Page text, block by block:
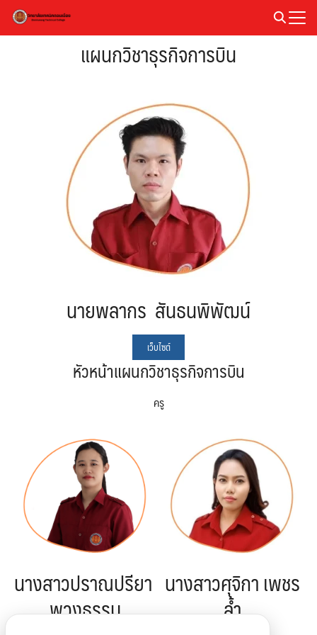
Skip
Search แผนกวิชาธุรกิจการบิน
นายพลากร สันธนพิพัฒน์
เว็บไซต์
หัวหน้าแผนกวิชาธุรกิจการบิน
ครู
นางสาวปราณปรียา
พวงธรรม
นางสาวศุจิกา เพชร
ล้ำ